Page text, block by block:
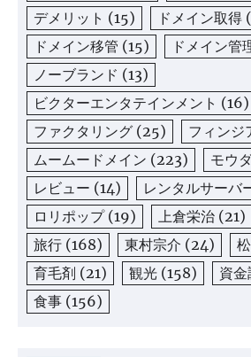
デメリット (15) ドメイン取得
ドメイン移管 (15) ドメイン管
ノーブランド (13)
ビクターエンタテインメント (16)
ファクタリング (25) フィンジ
ムームードメイン (223) モウ
レビュー (14) レンタルサーバ
ロリポップ(19) 上倉栄治 (21)
旅行 (168) 東村宗介 (24)
育毛剤 (21) 観光 (158) 資金
食事 (156)